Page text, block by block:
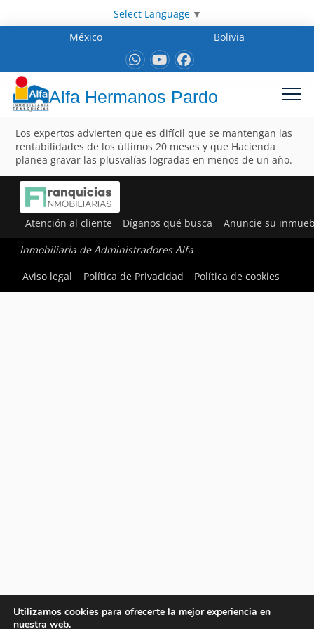
Select Language ▼
México
Bolivia
Alfa Hermanos Pardo
Los expertos advierten que es difícil que se mantengan las
rentabilidades de los últimos 20 meses y que Hacienda
planea gravar las plusvalías logradas en menos de un año.
Atención al cliente Díganos qué busca Anuncie su
Inmobiliaria de Administradores Alfa
Aviso legal
Política de Privacidad Política de cookies
Utilizamos cookies para ofrecerte la mejor experiencia en
nuestra web.